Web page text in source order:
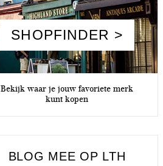
SHOPFINDER >
Bekijk waar je jouw favoriete merk
kunt kopen
BLOG MEE OP LTH